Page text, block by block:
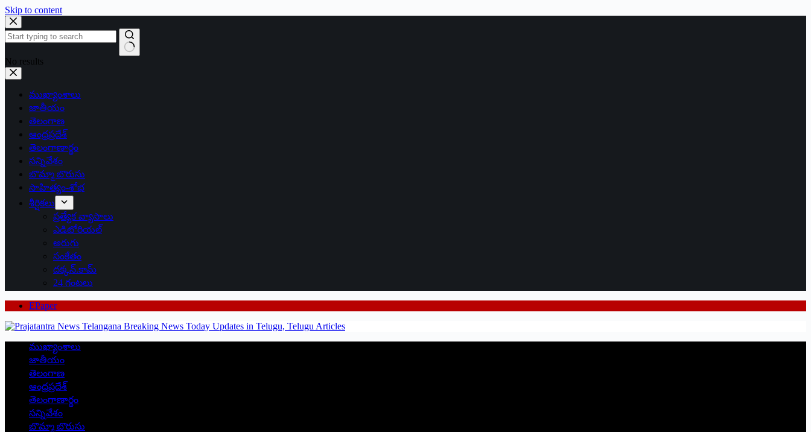
Skip to content
No results
ముఖ్యాంశాలు
జాతీయం
తెలంగాణ
ఆంధ్రప్రదేశ్
తెలంగాణార్థం
సన్నివేశం
బొమ్మా బొరుసు
సాహిత్యం-శోభ
శీర్షికలు
ప్రత్యేక వ్యాసాలు
ఎడిటోరియల్
అరుగు
సంకేతం
దక్కన్.కామ్
24 గంటలు
EPaper
ముఖ్యాంశాలు
జాతీయం
తెలంగాణ
ఆంధ్రప్రదేశ్
తెలంగాణార్థం
సన్నివేశం
బొమ్మా బొరుసు